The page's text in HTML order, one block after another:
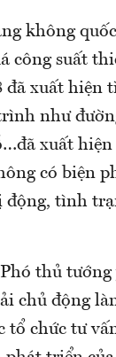
không
công suất
đã xuất hiện
như
xuất
có biện
động, tình
thủ tướng
chủ động
tổ chức tư